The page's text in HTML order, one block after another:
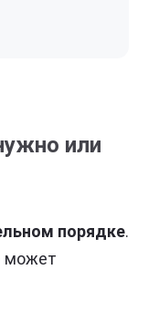
или
порядке.
может